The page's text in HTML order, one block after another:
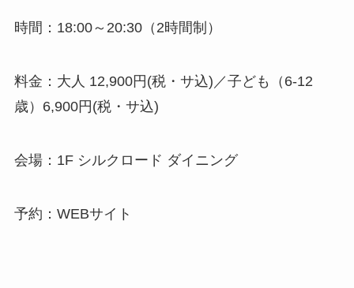
時間：18:00～20:30（2時間制）
料金：大人 12,900円(税・サ込)／子ども（6-12
歳）6,900円(税・サ込)
会場：1F シルクロード ダイニング
予約：WEBサイト